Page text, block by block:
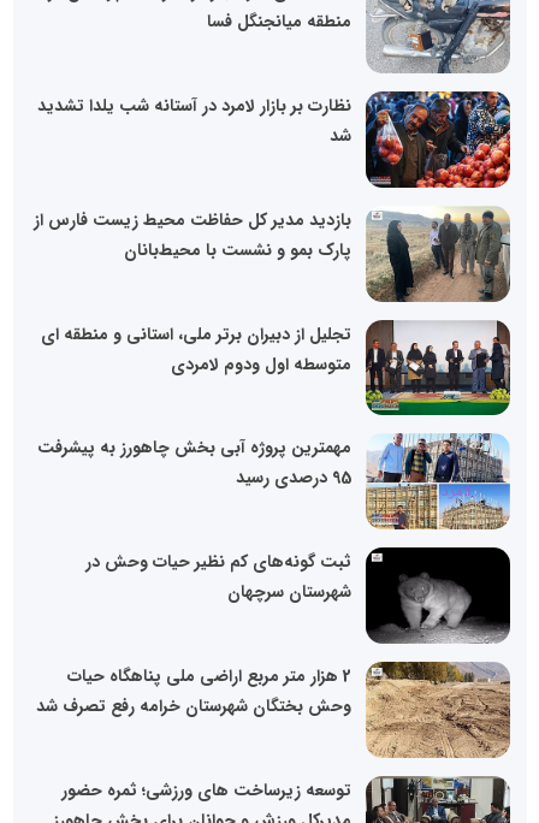
منطقه میانجنگل فسا
نظارت بر بازار لامرد در آستانه شب یلدا تشدید
شد
بازدید مدیر کل حفاظت محیط زیست فارس از
پارک بمو و نشست با محیط‌بانان
تجلیل از دبیران برتر ملی، استانی و منطقه ای
متوسطه اول ودوم لامردی
مهمترین پروژه آبی بخش چاهورز به پیشرفت
95 درصدی رسید
ثبت گونه‌های کم نظیر حیات وحش در
شهرستان سرچهان
2 هزار متر مربع اراضی ملی پناهگاه حیات
وحش بختگان شهرستان خرامه رفع تصرف شد
توسعه زیرساخت های ورزشی؛ ثمره حضور